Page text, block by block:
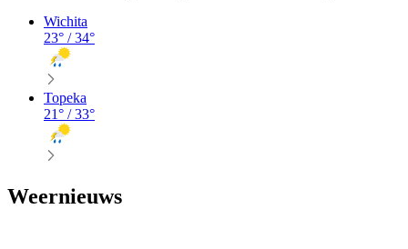
Wichita
23° /34°
Topeka
21° /33°
Weernieuws